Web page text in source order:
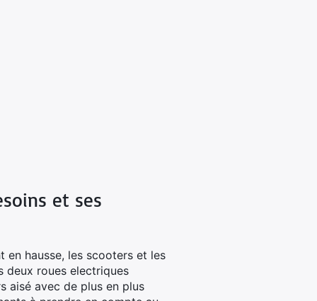
et ses
en hausse, les scooters et les
deux roues electriques
aisé avec de plus en plus